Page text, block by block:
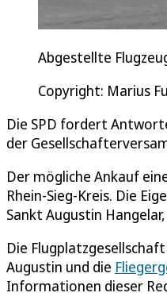
Abgestellte
Copyright: Marius
Die SPD fordert
der
Der mögliche Ankauf
Rhein-Sieg-Kreis. Die
Sankt Augustin
Die
Augustin und die
Informationen dieser